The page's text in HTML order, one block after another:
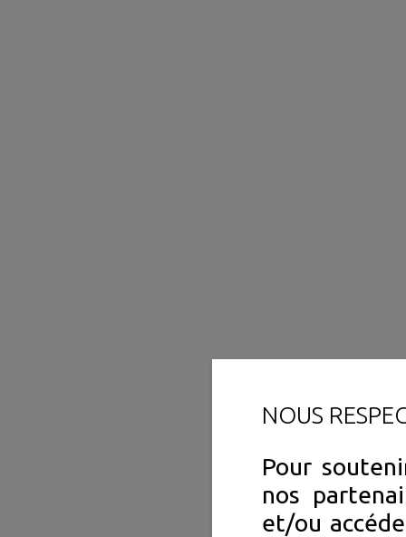
NOUS
Pour
nos
et/ou